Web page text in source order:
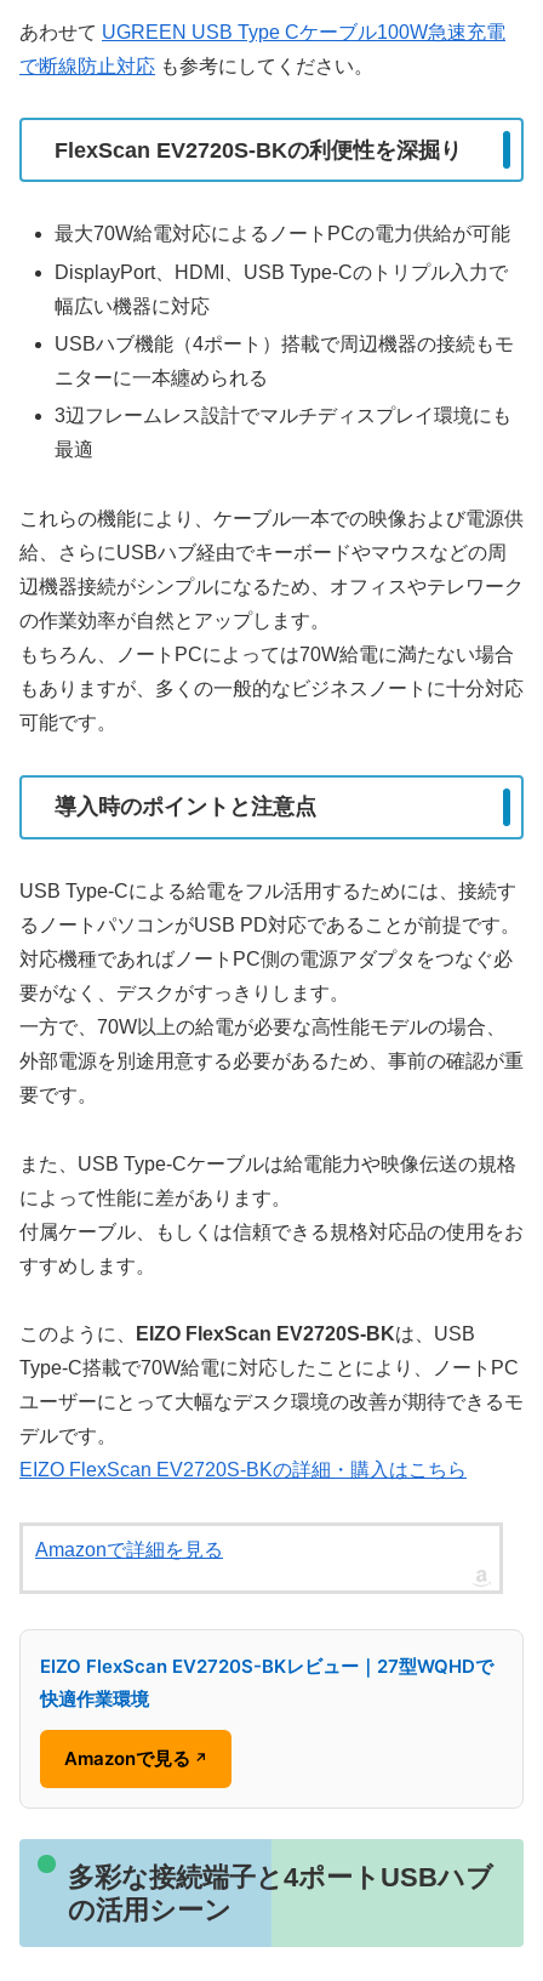
あわせて UGREEN USB Type Cケーブル100W急速充電
で断線防止対応 も参考にしてください。
FlexScan EV2720S-BKの利便性を深掘り
最大70W給電対応によるノートPCの電力供給が可能
DisplayPort、HDMI、USB Type-Cのトリプル入力で
幅広い機器に対応
USBハブ機能（4ポート）搭載で周辺機器の接続もモ
ニターに一本纏められる
3辺フレームレス設計でマルチディスプレイ環境にも
最適
これらの機能により、ケーブル一本での映像および電源供
給、さらにUSBハブ経由でキーボードやマウスなどの周
辺機器接続がシンプルになるため、オフィスやテレワーク
の作業効率が自然とアップします。
もちろん、ノートPCによっては70W給電に満たない場合
もありますが、多くの一般的なビジネスノートに十分対応
可能です。
導入時のポイントと注意点
USB Type-Cによる給電をフル活用するためには、接続す
るノートパソコンがUSB PD対応であることが前提です。
対応機種であればノートPC側の電源アダプタをつなぐ必
要がなく、デスクがすっきりします。
一方で、70W以上の給電が必要な高性能モデルの場合、
外部電源を別途用意する必要があるため、事前の確認が重
要です。
また、USB Type-Cケーブルは給電能力や映像伝送の規格
によって性能に差があります。
付属ケーブル、もしくは信頼できる規格対応品の使用をお
すすめします。
このように、 EIZO FlexScan EV2720S-BKは、USB
Type-C搭載で70W給電に対応したことにより、ノートPC
ユーザーにとって大幅なデスク環境の改善が期待できるモ
デルです。
EIZO FlexScan EV2720S-BKの詳細・購入はこちら
Amazonで詳細を見る
EIZO FlexScan EV2720S-BKレビュー｜27型WQHDで
快適作業環境
Amazonで見る ↗
多彩な接続端子と4ポートUSBハブ
の活用シーン